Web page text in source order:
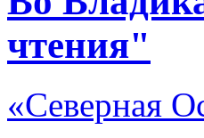
чтения"
«Северная